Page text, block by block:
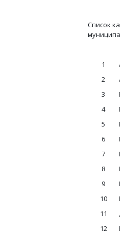
Список
1
2
3
4
5
6
7
8
9
10
11
12